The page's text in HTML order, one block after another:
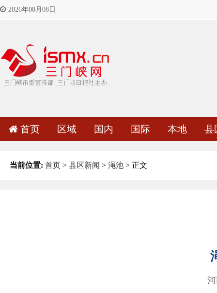
2026年08月08日
首页 区域 国内 国际 本地 县
当前位置: 首页 > 县区新闻 > 渑池 > 正文